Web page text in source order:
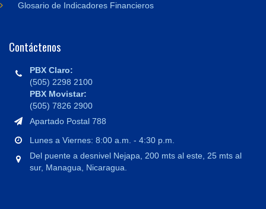
Glosario de Indicadores Financieros
Contáctenos
PBX Claro:
(505) 2298 2100
PBX Movistar:
(505) 7826 2900
Apartado Postal 788
Lunes a Viernes: 8:00 a.m. - 4:30 p.m.
Del puente a desnivel Nejapa, 200 mts al este, 25 mts al
sur, Managua, Nicaragua.